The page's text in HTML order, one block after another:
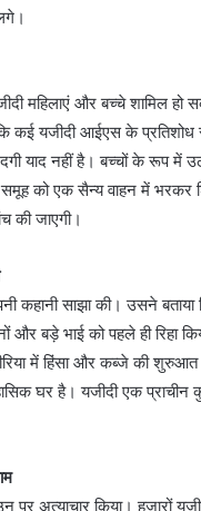
महिलाएं और बच्चे शामिल हो
कई यजीदी आईएस के
याद नहीं है। बच्चों के रूप में
को एक सैन्य वाहन में भरकर
की जाएगी।
कहानी साझा की। उसने
और बड़े भाई को पहले ही
में हिंसा और कब्जे की शुरुआत
घर है। यजीदी एक प्राचीन
पर अत्याचार किया। हजारों